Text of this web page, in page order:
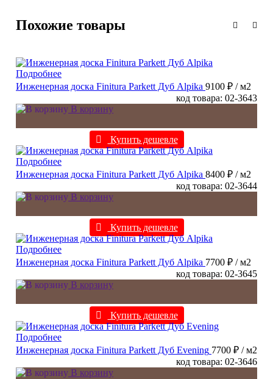
Похожие товары
Подробнее
Инженерная доска Finitura Parkett Дуб Alpika 9100 ₽ / м2
код товара: 02-3643
В корзину
Купить дешевле
Подробнее
Инженерная доска Finitura Parkett Дуб Alpika 8400 ₽ / м2
код товара: 02-3644
В корзину
Купить дешевле
Подробнее
Инженерная доска Finitura Parkett Дуб Alpika 7700 ₽ / м2
код товара: 02-3645
В корзину
Купить дешевле
Подробнее
Инженерная доска Finitura Parkett Дуб Evening 7700 ₽ / м2
код товара: 02-3646
В корзину